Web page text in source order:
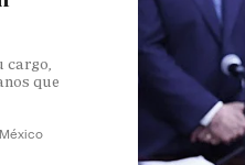
cargo,
que